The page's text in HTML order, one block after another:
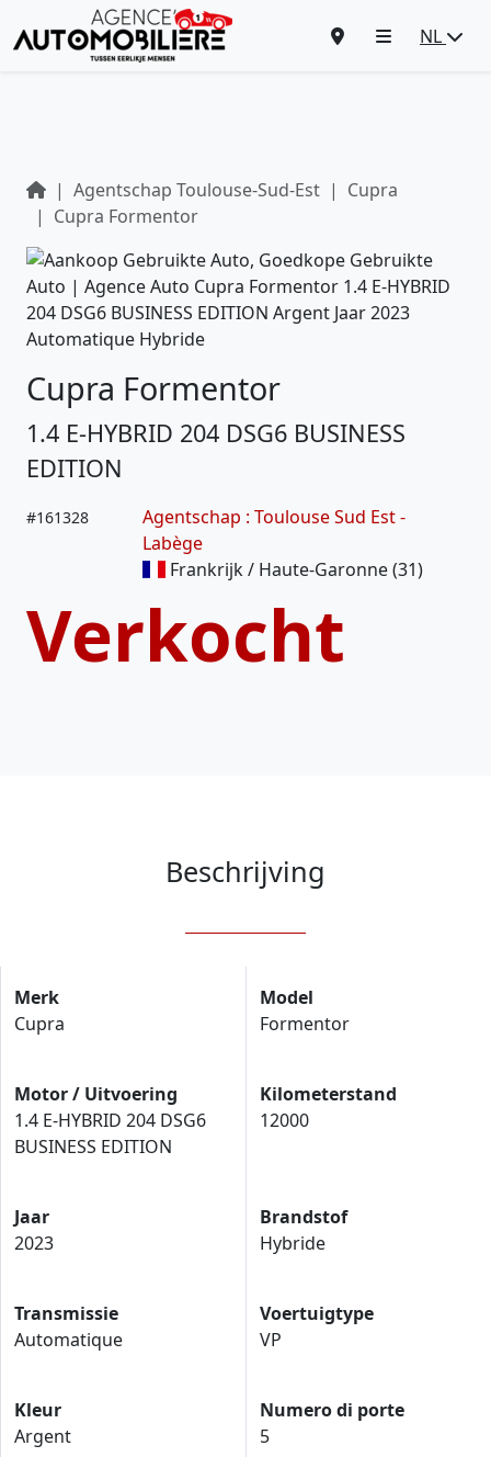
NL
Agentschap Toulouse-Sud-Est
Cupra
Cupra Formentor
Cupra Formentor
1.4 E-HYBRID 204 DSG6 BUSINESS
EDITION
#161328
Agentschap : Toulouse Sud Est -
Labège
Frankrijk / Haute-Garonne (31)
Verkocht
Beschrijving
Merk
Cupra
Model
Formentor
Motor / Uitvoering
1.4 E-HYBRID 204 DSG6
BUSINESS EDITION
Kilometerstand
12000
Jaar
2023
Brandstof
Hybride
Transmissie
Automatique
Voertuigtype
VP
Kleur
Argent
Numero di porte
5